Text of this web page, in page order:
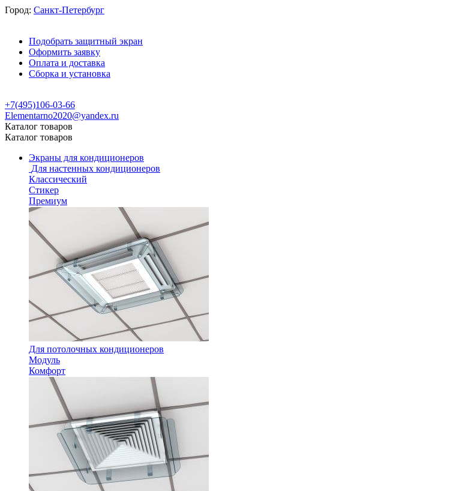
Город: Санкт-Петербург
Подобрать защитный экран
Оформить заявку
Оплата и доставка
Сборка и установка
+7(495)106-03-66
Elementarno2020@yandex.ru
Каталог товаров
Каталог товаров
Экраны для кондиционеров
Для настенных кондиционеров
Классический
Стикер
Премиум
Для потолочных кондиционеров
Модуль
Комфорт